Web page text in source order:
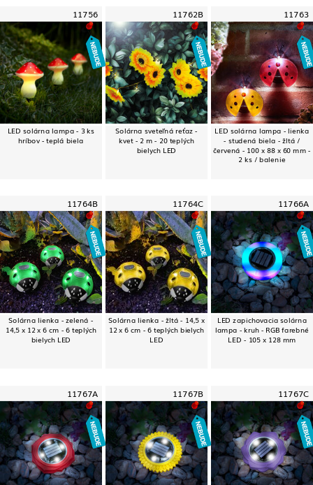
11756
LED solárna lampa - 3 ks
hríbov - teplá biela
11762B
Solárna sveteľná reťaz -
kvet - 2 m - 20 teplých
bielych LED
11763
LED solárna lampa - lienka
- studená biela - žltá /
červená - 100 x 88 x 60 mm -
2 ks / balenie
11764B
Solárna lienka - zelená -
14,5 x 12 x 6 cm - 6 teplých
bielych LED
11764C
Solárna lienka - žltá - 14,5 x
12 x 6 cm - 6 teplých bielych
LED
11766A
LED zapichovacia solárna
lampa - kruh - RGB farebné
LED - 105 x 128 mm
11767A 11767B 11767C